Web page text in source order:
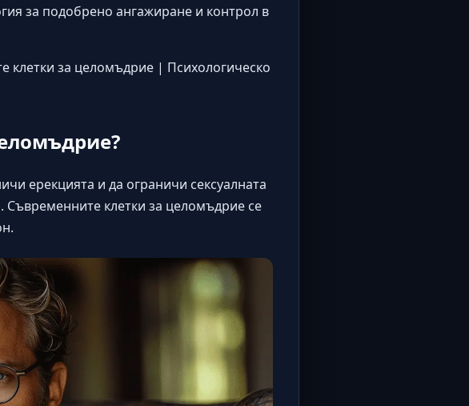
за подобрено ангажиране и контрол в
клетки за целомъдрие | Психологическо
ерекцията и да ограничи сексуалната
Съвременните клетки за целомъдрие се